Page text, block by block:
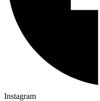
Instagram